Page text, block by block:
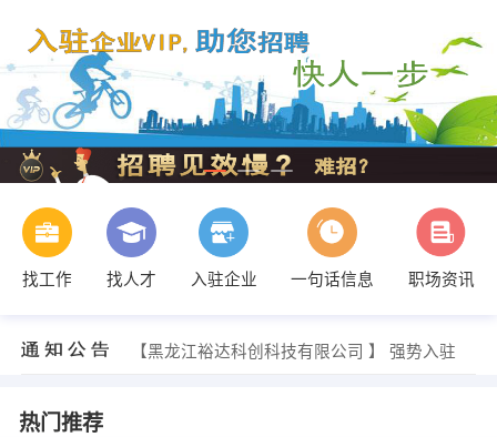
找工作 找人才 入驻企业 一句话信息 职场资讯
【黑龙江裕达科创科技有限公司 】 强势入驻
热门推荐